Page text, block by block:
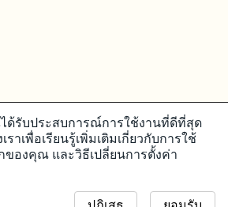
ด้รับประสบการณ์การใช้งานที่ดีที่สุด
ราเพื่อเรียนรู้เพิ่มเติมเกี่ยวกับการใช้
ของคุณ และวิธีเปลี่ยนการตั้งค่า